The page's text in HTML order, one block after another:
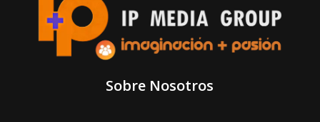
Sobre Nosotros